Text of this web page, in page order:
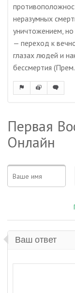
неразумных
уничтожением, но
— переход к
глазах людей и
бессмертия
Первая
Онлайн
Ваш ответ